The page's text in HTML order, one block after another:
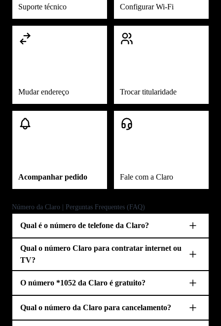
Suporte técnico Configurar Wi-Fi
Mudar endereço Trocar titularidade
Acompanhar pedido Fale com a Claro
Número da Claro | Perguntas Frequentes (FAQ)
Qual é o número de telefone da Claro?
Qual o número Claro para contratar internet ou
TV?
O número *1052 da Claro é gratuito?
Qual o número da Claro para cancelamento?